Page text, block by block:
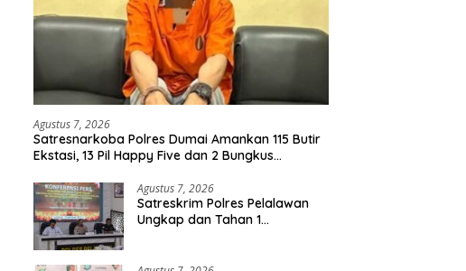
Agustus 7, 2026
Satresnarkoba Polres Dumai Amankan 115 Butir
Ekstasi, 13 Pil Happy Five dan 2 Bungkus
Agustus 7, 2026
Satreskrim Polres Pelalawan
Ungkap dan Tahan 1